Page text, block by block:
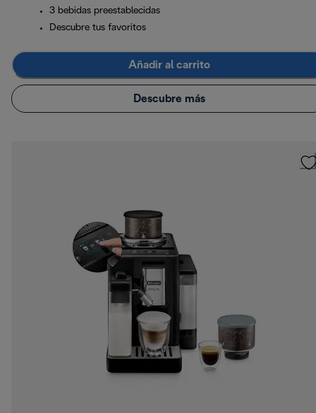
3 bebidas preestablecidas
Descubre tus favoritos
Añadir al carrito
Descubre más